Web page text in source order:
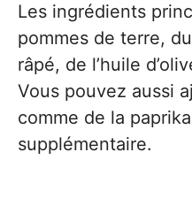
Les ingrédients
pommes de terre,
râpé, de l’huile
Vous pouvez aussi
comme de la
supplémentaire.